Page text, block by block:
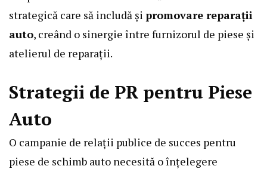
strategică care să includă și promovare reparații
auto, creând o sinergie între furnizorul de piese și
atelierul de reparații.
Strategii de PR pentru Piese
Auto
O campanie de relații publice de succes pentru
piese de schimb auto necesită o înțelegere